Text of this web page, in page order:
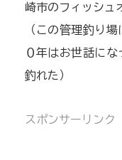
崎市のフィッシュ
（この管理釣り
０年はお世話に
釣れた）
スポンサーリンク